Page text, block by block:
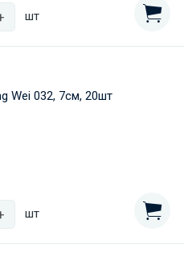
шт
Wei 032, 7см, 20шт
шт